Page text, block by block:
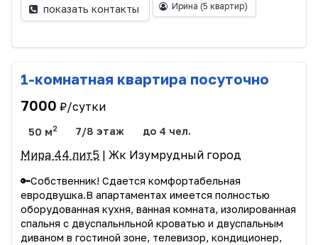
показать контакты Ирина (5 квартир)
1-комнатная квартира посуточно
7000 ₽/сутки
50 м2 7/8 этаж до 4 чел.
Мира 44 лит5 | Жк Изумрудный город
🔑Собственник! Сдается комфортабельная
евродвушка.В апартаментах имеется полностью
оборудованная кухня, ванная комната, изолированная
спальня с двуспальнльной кроватью и двуспальным
диваном в гостиной зоне, телевизор, кондиционер,